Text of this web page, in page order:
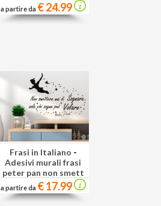
a partire da € 24.99
Frasi in Italiano -
Adesivi murali frasi
peter pan non smett
a partire da € 17.99